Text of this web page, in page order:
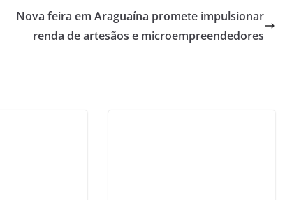
Nova feira em Araguaína promete impulsionar
renda de artesãos e microempreendedores